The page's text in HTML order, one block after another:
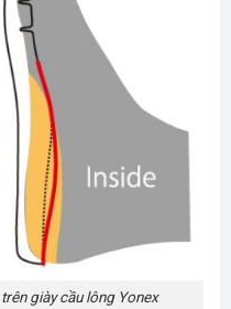
giày cầu lông Yonex